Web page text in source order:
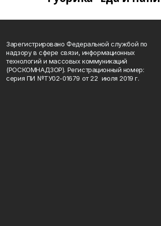
Зарегистрировано Федеральной службой по
надзору в сфере связи, информационных
технологий и массовых коммуникаций
(РОСКОМНАДЗОР). Регистрационный номер:
серия ПИ №ТУ02-01679 от 22 июля 2019 г.